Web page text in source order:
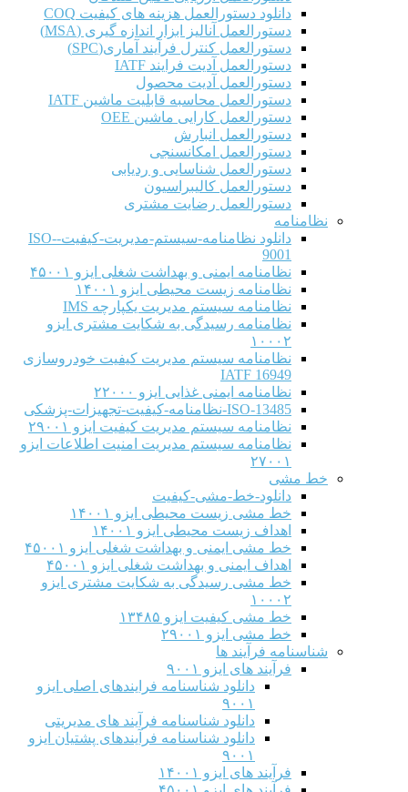
دانلود دستورالعمل هزینه های کیفیت COQ
دستورالعمل آنالیز ابزار اندازه گیری (MSA)
دستورالعمل کنترل فرآیند آماری(SPC)
دستورالعمل آدیت فرایند IATF
دستورالعمل آدیت محصول
دستورالعمل محاسبه قابلیت ماشین IATF
دستورالعمل کارایی ماشین OEE
دستورالعمل انبارش
دستورالعمل امکانسنجی
دستورالعمل شناسایی و ردیابی
دستورالعمل کالیبراسیون
دستورالعمل رضایت مشتری
نظامنامه
دانلود نظامنامه-سیستم-مدیریت-کیفیت-ISO-
9001
نظامنامه ایمنی و بهداشت شغلی ایزو ۴۵۰۰۱
نظامنامه زیست محیطی ایزو ۱۴۰۰۱
نظامنامه سیستم مدیریت یکپارچه IMS
نظامنامه رسیدگی به شکایت مشتری ایزو
۱۰۰۰۲
نظامنامه سیستم مدیریت کیفیت خودروسازی
IATF 16949
نظامنامه ایمنی غذایی ایزو ۲۲۰۰۰
ISO-13485-نظامنامه-کیفیت-تجهیزات-پزشکی
نظامنامه سیستم مدیریت کیفیت ایزو ۲۹۰۰۱
نظامنامه سیستم مدیریت امنیت اطلاعات ایزو
۲۷۰۰۱
خط مشی
دانلود-خط-مشی-کیفیت
خط مشی زیست محیطی ایزو ۱۴۰۰۱
اهداف زیست محیطی ایزو ۱۴۰۰۱
خط مشی ایمنی و بهداشت شغلی ایزو ۴۵۰۰۱
اهداف ایمنی و بهداشت شغلی ایزو ۴۵۰۰۱
خط مشی رسیدگی به شکایت مشتری ایزو
۱۰۰۰۲
خط مشی کیفیت ایزو ۱۳۴۸۵
خط مشی ایزو ۲۹۰۰۱
شناسنامه فرآیند ها
فرآیند های ایزو ۹۰۰۱
دانلود شناسنامه فرایندهای اصلی ایزو
۹۰۰۱
دانلود شناسنامه فرآیند های مدیریتی
دانلود شناسنامه فرآیندهای پشتیان ایزو
۹۰۰۱
فرآیند های ایزو ۱۴۰۰۱